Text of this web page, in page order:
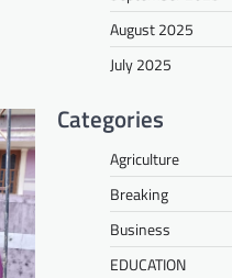
August 2025
July 2025
Categories
Agriculture
Breaking
Business
EDUCATION